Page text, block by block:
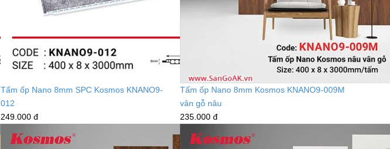
Tấm ốp Nano 8mm SPC Kosmos KNANO9-
012
249.000 đ
Tấm ốp Nano 8mm Kosmos KNANO9-009M
vân gỗ nâu
235.000 đ